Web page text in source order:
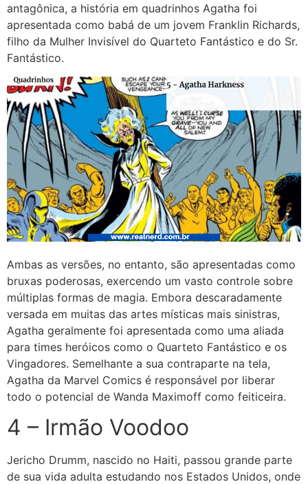
antagônica, a história em quadrinhos Agatha foi
apresentada como babá de um jovem Franklin Richards,
filho da Mulher Invisível do Quarteto Fantástico e do Sr.
Fantástico.
Ambas as versões, no entanto, são apresentadas como
bruxas poderosas, exercendo um vasto controle sobre
múltiplas formas de magia. Embora descaradamente
versada em muitas das artes místicas mais sinistras,
Agatha geralmente foi apresentada como uma aliada
para times heróicos como o Quarteto Fantástico e os
Vingadores. Semelhante a sua contraparte na tela,
Agatha da Marvel Comics é responsável por liberar
todo o potencial de Wanda Maximoff como feiticeira.
4 – Irmão Voodoo
Jericho Drumm, nascido no Haiti, passou grande parte
de sua vida adulta estudando nos Estados Unidos, onde